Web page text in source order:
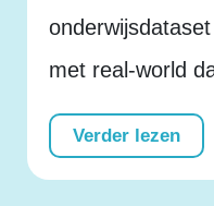
met real-world
Verder lezen